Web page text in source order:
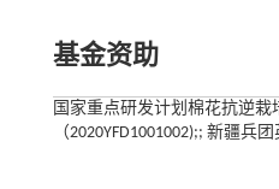
基金资助
国家重点研发计划棉花抗逆栽
（2020YFD1001002);; 新疆兵团